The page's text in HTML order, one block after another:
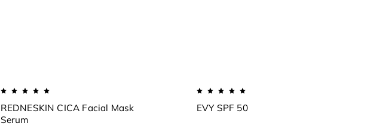
REDNESKIN CICA Facial Mask
Serum
EVY SPF 50